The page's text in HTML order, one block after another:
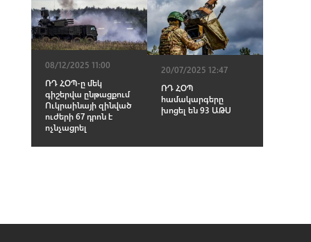
08/12/2025 11:00
ՌԴ ՀՕՊ-ը մեկ
գիշերվա ընթացքում
Ուկրաինայի զինված
ուժերի 67 դրոն է
ոչնչացրել
20/07/2025 12:47
ՌԴ ՀՕՊ
համակարգերը
խոցել են 93 ԱԹՍ